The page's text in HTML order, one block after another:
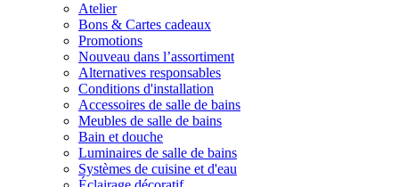
Atelier
Bons & Cartes cadeaux
Promotions
Nouveau dans l’assortiment
Alternatives responsables
Conditions d'installation
Accessoires de salle de bains
Meubles de salle de bains
Bain et douche
Luminaires de salle de bains
Systèmes de cuisine et d'eau